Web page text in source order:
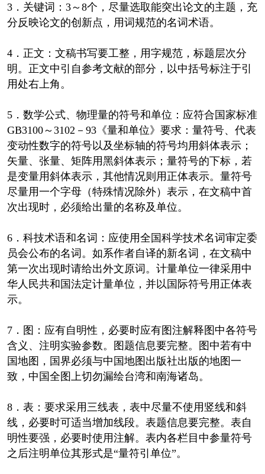
3．关键词：3～8个，尽量选取能突出论文的主题，充
分反映论文的创新点，用词规范的名词术语。
4．正文：文稿书写要工整，用字规范，标题层次分
明。正文中引自参考文献的部分，以中括号标注于引
用处右上角。
5．数学公式、物理量的符号和单位：应符合国家标准
GB3100～3102－93《量和单位》要求：量符号、代表
变动性数字的符号以及坐标轴的符号均用斜体表示；
矢量、张量、矩阵用黑斜体表示；量符号的下标，若
是变量用斜体表示，其他情况则用正体表示。量符号
尽量用一个字母（特殊情况除外）表示，在文稿中首
次出现时，必须给出量的名称及单位。
6．科技术语和名词：应使用全国科学技术名词审定委
员会公布的名词。如系作者自译的新名词，在文稿中
第一次出现时请给出外文原词。计量单位一律采用中
华人民共和国法定计量单位，并以国际符号用正体表
示。
7．图：应有自明性，必要时应有图注解释图中各符号
含义、注明实验参数。图题信息要完整。图中若有中
国地图，国界必须与中国地图出版社出版的地图一
致，中国全图上切勿漏绘台湾和南海诸岛。
8．表：要求采用三线表，表中尽量不使用竖线和斜
线，必要时可适当增加线段。表题信息要完整。表自
明性要强，必要时使用注解。表内各栏目中参量符号
之后注明单位其形式是“量符引单位”。